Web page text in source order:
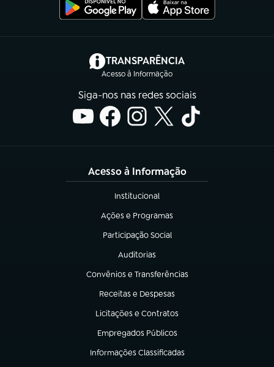
TRANSPARÊNCIA
Acesso à Informação
(abre em nova aba)
Siga-nos nas redes sociais
Acesso à Informação
Institucional
(abre em nova aba)
Ações e Programas
(abre em nova aba)
Participação Social
(abre em nova aba)
Auditorias
(abre em nova aba)
Convênios e Transferências
(abre em nova aba)
Receitas e Despesas
(abre em nova aba)
Licitações e Contratos
(abre em nova aba)
Empregados Públicos
(abre em nova aba)
Informações Classificadas
(abre em nova aba)